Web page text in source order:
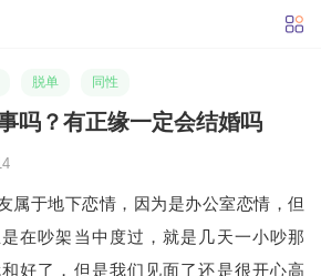
脱单 同性
吗？有正缘一定会结婚吗
属于地下恋情，因为是办公室恋情，但
在吵架当中度过，就是几天一小吵那
好了，但是我们见面了还是很开心高